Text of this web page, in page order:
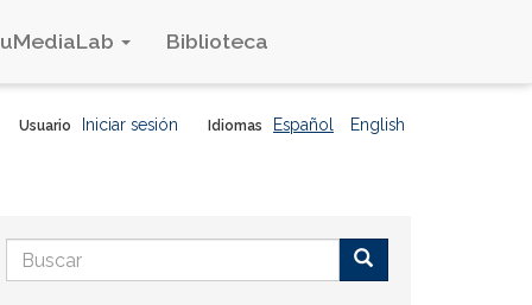
Biblioteca
Idiomas Español English
Usuario Iniciar sesión
Formulario
de